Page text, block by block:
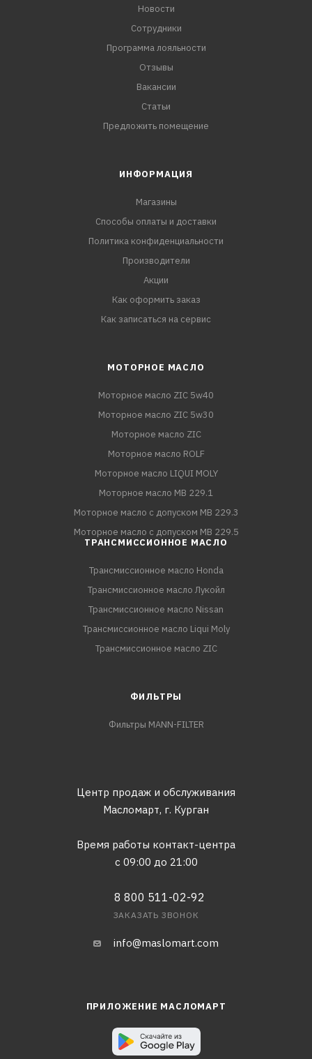
Новости
Сотрудники
Программа лояльности
Отзывы
Вакансии
Статьи
Предложить помещение
ИНФОРМАЦИЯ
Магазины
Способы оплаты и доставки
Политика конфиденциальности
Производители
Акции
Как оформить заказ
Как записаться на сервис
МОТОРНОЕ МАСЛО
Моторное масло ZIC 5w40
Моторное масло ZIC 5w30
Моторное масло ZIC
Моторное масло ROLF
Моторное масло LIQUI MOLY
Моторное масло MB 229.1
Моторное масло с допуском MB 229.3
Моторное масло с допуском MB 229.5
ТРАНСМИССИОННОЕ МАСЛО
Трансмиссионное масло Honda
Трансмиссионное масло Лукойл
Трансмиссионное масло Nissan
Трансмиссионное масло Liqui Moly
Трансмиссионное масло ZIC
ФИЛЬТРЫ
Фильтры MANN-FILTER
Центр продаж и обслуживания
Масломарт, г. Курган
Время работы контакт-центра
с 09:00 до 21:00
8 800 511-02-92
ЗАКАЗАТЬ ЗВОНОК
info@maslomart.com
ПРИЛОЖЕНИЕ МАСЛОМАРТ